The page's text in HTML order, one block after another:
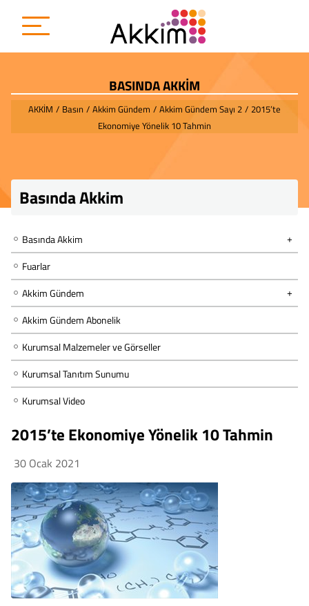
BASINDA AKKİM
AKKİM / Basın / Akkim Gündem / Akkim Gündem Sayı 2 / 2015’te
Ekonomiye Yönelik 10 Tahmin
Basında Akkim
Basında Akkim
Fuarlar
Akkim Gündem
Akkim Gündem Abonelik
Kurumsal Malzemeler ve Görseller
Kurumsal Tanıtım Sunumu
Kurumsal Video
2015’te Ekonomiye Yönelik 10 Tahmin
30 Ocak 2021